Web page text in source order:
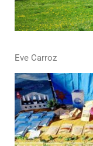
Eve Carroz